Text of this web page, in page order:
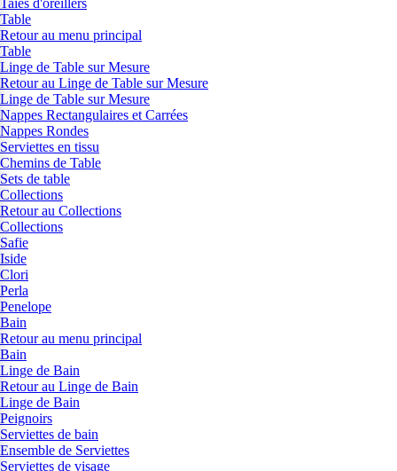
Taies d'oreillers
Table
Retour au menu principal
Table
Linge de Table sur Mesure
Retour au Linge de Table sur Mesure
Linge de Table sur Mesure
Nappes Rectangulaires et Carrées
Nappes Rondes
Serviettes en tissu
Chemins de Table
Sets de table
Collections
Retour au Collections
Collections
Safie
Iside
Clori
Perla
Penelope
Bain
Retour au menu principal
Bain
Linge de Bain
Retour au Linge de Bain
Linge de Bain
Peignoirs
Serviettes de bain
Ensemble de Serviettes
Serviettes de visage